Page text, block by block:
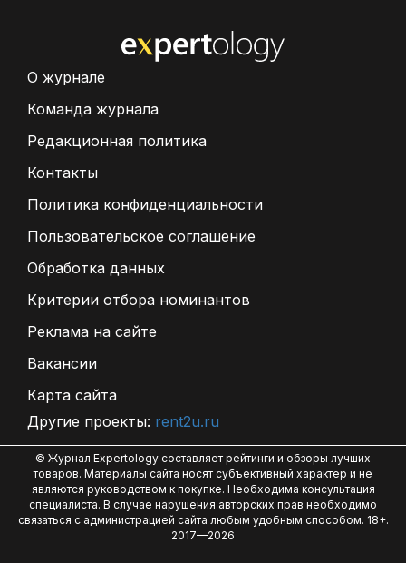
О журнале
Команда журнала
Редакционная политика
Контакты
Политика конфиденциальности
Пользовательское соглашение
Обработка данных
Критерии отбора номинантов
Реклама на сайте
Вакансии
Карта сайта
Другие проекты: rent2u.ru
© Журнал Expertology составляет рейтинги и обзоры лучших
товаров. Материалы сайта носят субъективный характер и не
являются руководством к покупке. Необходима консультация
специалиста. В случае нарушения авторских прав необходимо
связаться с администрацией сайта любым удобным способом. 18+.
2017—2026